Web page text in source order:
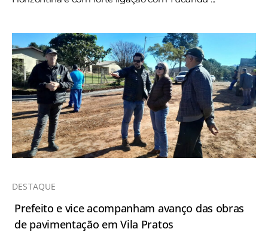
DESTAQUE
Prefeito e vice acompanham avanço das obras
de pavimentação em Vila Pratos